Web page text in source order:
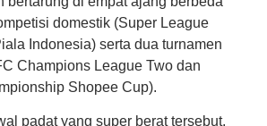
domestik (Super League
Indonesia) serta dua turnamen
Champions League Two dan
Shopee Cup).
padat yang super berat tersebut,